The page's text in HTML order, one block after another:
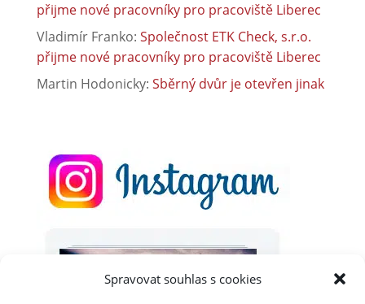
Spravovat souhlas s cookies
přijme nové pracovníky pro pracoviště Liberec
Vladimír Franko: Společnost ETK Check, s.r.o.
přijme nové pracovníky pro pracoviště Liberec
Martin Hodonicky: Sběrný dvůr je otevřen jinak